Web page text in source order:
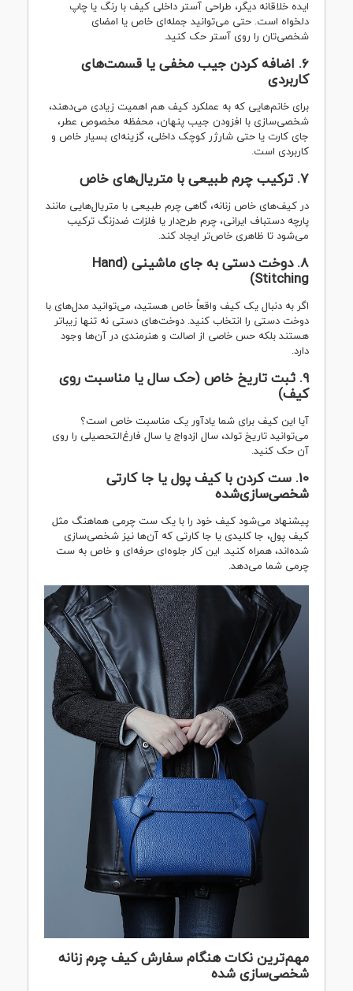
ایده خلاقانه دیگر، طراحی آستر داخلی کیف با رنگ یا چاپ
دلخواه است. حتی می‌توانید جمله‌ای خاص یا امضای
شخصی‌تان را روی آستر حک کنید.
6. اضافه کردن جیب مخفی یا قسمت‌های
کاربردی
برای خانم‌هایی که به عملکرد کیف هم اهمیت زیادی می‌دهند،
شخصی‌سازی با افزودن جیب پنهان، محفظه مخصوص عطر،
جای کارت یا حتی شارژر کوچک داخلی، گزینه‌ای بسیار خاص و
کاربردی است.
7. ترکیب چرم طبیعی با متریال‌های خاص
در کیف‌های خاص زنانه، گاهی چرم طبیعی با متریال‌هایی مانند
پارچه دستباف ایرانی، چرم طرح‌دار یا فلزات ضدزنگ ترکیب
می‌شود تا ظاهری خاص‌تر ایجاد کند.
8. دوخت دستی به جای ماشینی (Hand
Stitching)
اگر به دنبال یک کیف واقعاً خاص هستید، می‌توانید مدل‌های با
دوخت دستی را انتخاب کنید. دوخت‌های دستی نه تنها زیباتر
هستند بلکه حس خاصی از اصالت و هنرمندی در آن‌ها وجود
دارد.
9. ثبت تاریخ خاص (حک سال یا مناسبت روی
کیف)
آیا این کیف برای شما یادآور یک مناسبت خاص است؟
می‌توانید تاریخ تولد، سال ازدواج یا سال فارغ‌التحصیلی را روی
آن حک کنید.
10. ست کردن با کیف پول یا جا کارتی
شخصی‌سازی‌شده
پیشنهاد می‌شود کیف خود را با یک ست چرمی هماهنگ مثل
کیف پول، جا کلیدی یا جا کارتی که آن‌ها نیز شخصی‌سازی
شده‌اند، همراه کنید. این کار جلوه‌ای حرفه‌ای و خاص به ست
چرمی شما می‌دهد.
مهم‌ترین نکات هنگام سفارش کیف چرم زنانه
شخصی‌سازی شده